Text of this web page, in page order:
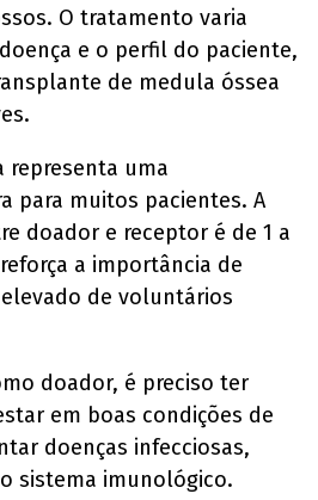
O tratamento varia
e o perfil do paciente,
de medula óssea
representa uma
para muitos pacientes. A
doador e receptor é de 1 a
a importância de
de voluntários
doador, é preciso ter
em boas condições de
doenças infecciosas,
sistema imunológico.